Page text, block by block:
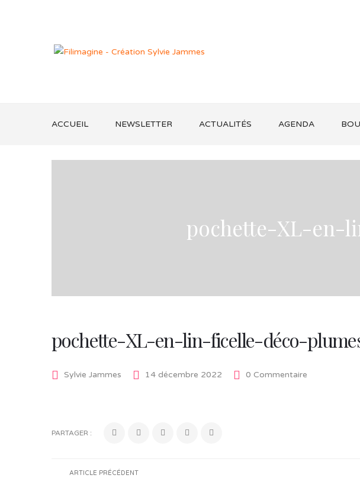
ACCUEIL NEWSLETTER ACTUALITÉS AGENDA
pochette-XL-en-
pochette-XL-en-lin-ficelle-déco-
Sylvie Jammes 14 décembre 2022 0 Commentaire
PARTAGER :
ARTICLE PRÉCÉDENT